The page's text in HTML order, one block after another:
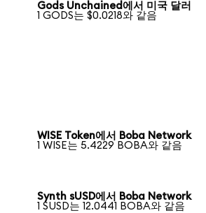
Gods Unchained에서 미국 달러
1 GODS는 $0.0218와 같음
WISE Token에서 Boba Network
1 WISE는 5.4229 BOBA와 같음
Synth sUSD에서 Boba Network
1 SUSD는 12.0441 BOBA와 같음